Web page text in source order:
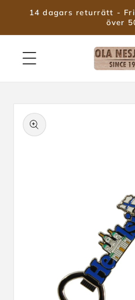
vidare
innehåll
14 dagars returrätt -
över
vidare till